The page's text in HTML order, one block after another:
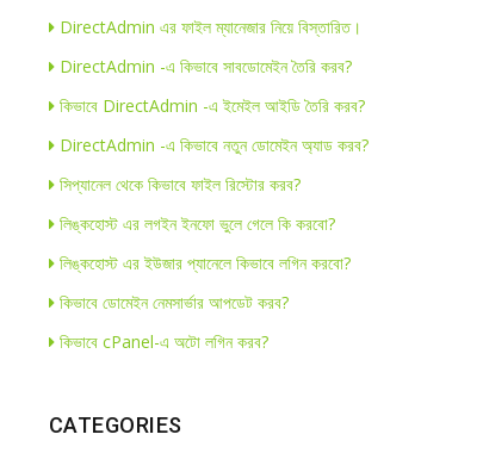
DirectAdmin এর ফাইল ম্যানেজার নিয়ে বিস্তারিত।
DirectAdmin -এ কিভাবে সাবডোমেইন তৈরি করব?
কিভাবে DirectAdmin -এ ইমেইল আইডি তৈরি করব?
DirectAdmin -এ কিভাবে নতুন ডোমেইন অ্যাড করব?
সিপ্যানেল থেকে কিভাবে ফাইল রিস্টোর করব?
লিঙ্কহোস্ট এর লগইন ইনফো ভুলে গেলে কি করবো?
লিঙ্কহোস্ট এর ইউজার প্যানেলে কিভাবে লগিন করবো?
কিভাবে ডোমেইন নেমসার্ভার আপডেট করব?
কিভাবে cPanel-এ অটো লগিন করব?
CATEGORIES